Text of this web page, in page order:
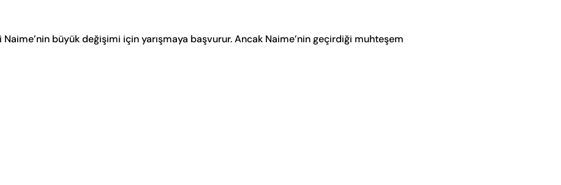
büyük değişimi için yarışmaya başvurur. Ancak Naime’nin geçirdiği muhteşem